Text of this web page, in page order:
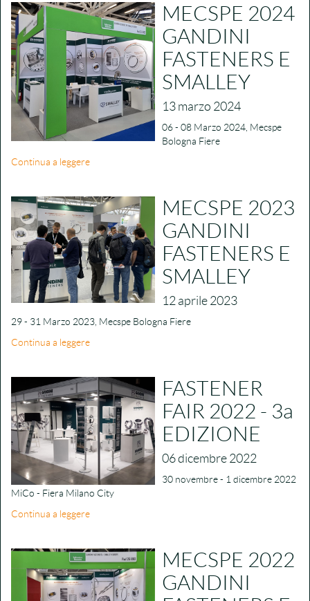
MECSPE 2024
GANDINI
FASTENERS E
SMALLEY
13 marzo 2024
06 - 08 Marzo 2024, Mecspe
Bologna Fiere
Continua a leggere
MECSPE 2023
GANDINI
FASTENERS E
SMALLEY
12 aprile 2023
29 - 31 Marzo 2023, Mecspe Bologna Fiere
Continua a leggere
FASTENER
FAIR 2022 - 3a
EDIZIONE
06 dicembre 2022
30 novembre - 1 dicembre 2022
MiCo - Fiera Milano City
Continua a leggere
MECSPE 2022
GANDINI